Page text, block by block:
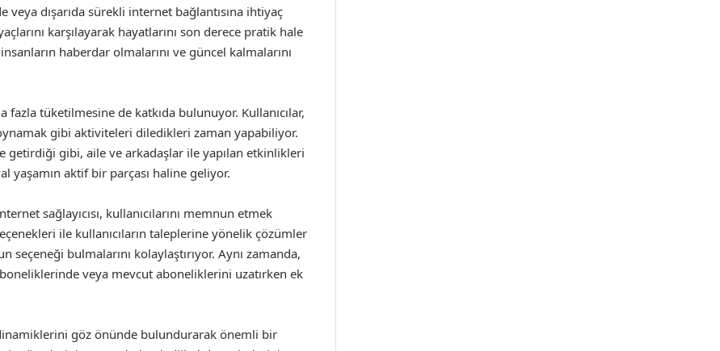
dışarıda sürekli internet bağlantısına ihtiyaç
karşılayarak hayatlarını son derece pratik hale
haberdar olmalarını ve güncel kalmalarını
tüketilmesine de katkıda bulunuyor. Kullanıcılar,
gibi aktiviteleri diledikleri zaman yapabiliyor.
getirdiği gibi, aile ve arkadaşlar ile yapılan etkinlikleri
yaşamın aktif bir parçası haline geliyor.
sağlayıcısı, kullanıcılarını memnun etmek
ile kullanıcıların taleplerine yönelik çözümler
seçeneği bulmalarını kolaylaştırıyor. Aynı zamanda,
veya mevcut aboneliklerini uzatırken ek
göz önünde bulundurarak önemli bir